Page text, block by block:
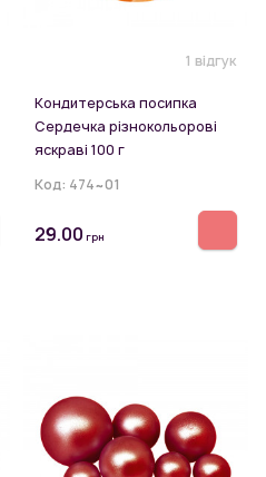
1 відгук
Кондитерська посипка
Сердечка різнокольорові
яскраві 100 г
Код: 474~01
29.00 грн